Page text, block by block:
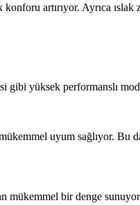
artırıyor. Ayrıca
gibi yüksek performanslı
uyum sağlıyor.
mükemmel bir denge